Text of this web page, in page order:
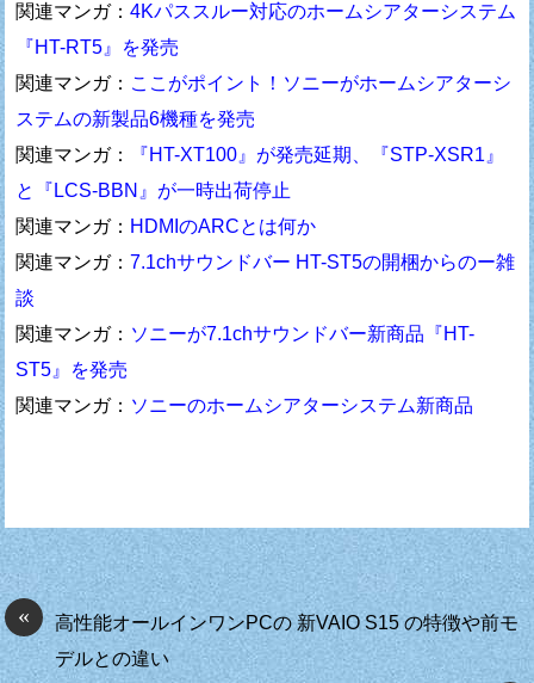
関連マンガ：4Kパススルー対応のホームシアターシステム
『HT-RT5』を発売
関連マンガ： ここがポイント！ソニーがホームシアターシ
ステムの新製品6機種を発売
関連マンガ：
『HT-XT100』が発売延期、『STP-XSR1』
と『LCS-BBN』が一時出荷停止
関連マンガ： HDMIのARCとは何か
関連マンガ：7.1chサウンドバー HT-ST5の開梱からのー雑
談
関連マンガ： ソニーが7.1chサウンドバー新商品『HT-
ST5』を発売
関連マンガ： ソニーのホームシアターシステム新商品
«
高性能オールインワンPCの 新VAIO S15 の特徴や前モ
デルとの違い